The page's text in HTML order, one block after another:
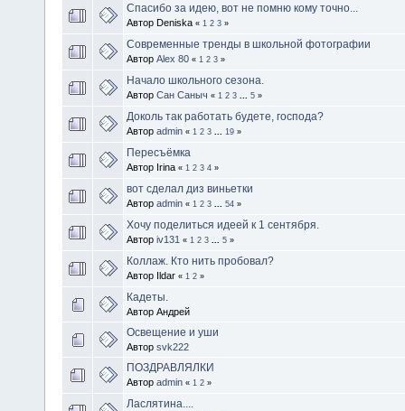
Спасибо за идею, вот не помню кому точно...
Автор Deniska « 1 2 3 »
Современные тренды в школьной фотографии
Автор Alex 80 « 1 2 3 »
Начало школьного сезона.
Автор Сан Саныч « 1 2 3 5 »
Доколь так работать будете, господа?
Автор admin « 1 2 3 19 »
Пересъёмка
Автор Irina « 1 2 3 4 »
вот сделал диз виньетки
Автор admin « 1 2 3 54 »
Хочу поделиться идеей к 1 сентября.
Автор iv131 « 1 2 3 5 »
Коллаж. Кто нить пробовал?
Автор Ildar « 1 2 »
Кадеты.
Автор Андрей
Освещение и уши
Автор svk222
ПОЗДРАВЛЯЛКИ
Автор admin « 1 2 »
Ласлятина....